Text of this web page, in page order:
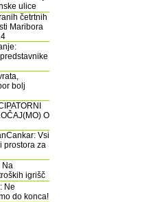
ulice
četrtnih
Maribora
bolj
O
Vsi
prostora za
Na
igrišč
Ne
do konca!